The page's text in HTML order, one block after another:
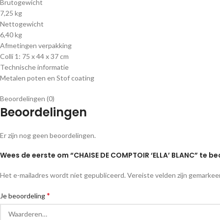
Brutogewicht
7,25 kg
Nettogewicht
6,40 kg
Afmetingen verpakking
Colli 1: 75 x 44 x 37 cm
Technische informatie
Metalen poten en Stof coating
Beoordelingen (0)
Beoordelingen
Er zijn nog geen beoordelingen.
Wees de eerste om “CHAISE DE COMPTOIR ‘ELLA’ BLANC” te
Het e-mailadres wordt niet gepubliceerd. Vereiste velden zijn
Je beoordeling*